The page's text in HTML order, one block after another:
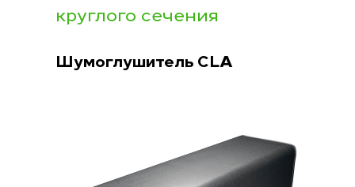
круглого сечения
Шумоглушитель CLA